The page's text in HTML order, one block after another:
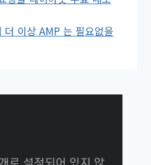
더 이상 AMP 는 필요없을